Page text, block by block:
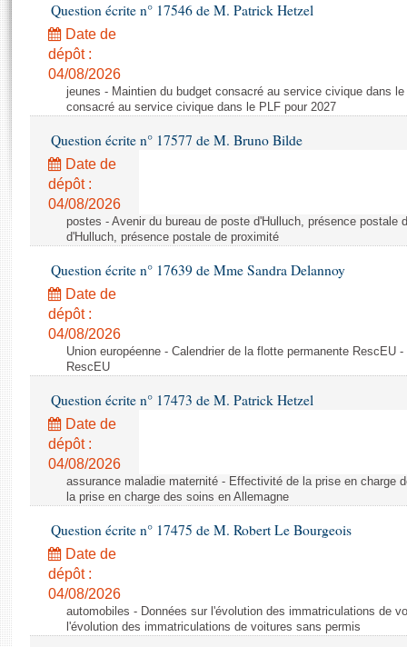
Projets de loi
Propositions de loi
Amendements
Textes adoptés
Rapports législatifs
Rapports sur l'application des lois
Baromètre de l’application des lois
Dossiers législatifs
Budget et sécurité sociale
Questions écrites et orales
Comptes rendus des débats
Histoire
Juniors
Anciennes législatures
Contacts et plan d'accès
Photos libres de droit
Question écrite n° 17546 de M. Patrick Hetzel
Date de
dépôt :
04/08/2026
jeunes - Maintien du budget consacré au service civique dans
consacré au service civique dans le PLF pour 2027
Question écrite n° 17577 de M. Bruno Bilde
Date de
dépôt :
04/08/2026
postes - Avenir du bureau de poste d'Hulluch, présence postale
d'Hulluch, présence postale de proximité
Question écrite n° 17639 de Mme Sandra Delannoy
Date de
dépôt :
04/08/2026
Union européenne - Calendrier de la flotte permanente RescEU
RescEU
Question écrite n° 17473 de M. Patrick Hetzel
Date de
dépôt :
04/08/2026
assurance maladie maternité - Effectivité de la prise en charge
la prise en charge des soins en Allemagne
Question écrite n° 17475 de M. Robert Le Bourgeois
Date de
dépôt :
04/08/2026
automobiles - Données sur l'évolution des immatriculations de
l'évolution des immatriculations de voitures sans permis